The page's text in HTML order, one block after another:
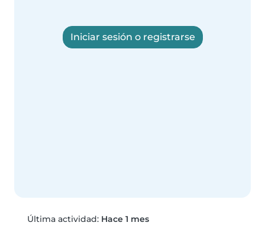
Iniciar sesión o registrarse
Última actividad: Hace 1 mes